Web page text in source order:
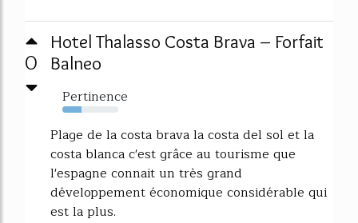
0
Hotel Thalasso Costa Brava – Forfait
Balneo
Pertinence
34%
Plage de la costa brava la costa del sol et la
costa blanca c'est grâce au tourisme que
l'espagne connait un très grand
développement économique considérable qui
est la plus.